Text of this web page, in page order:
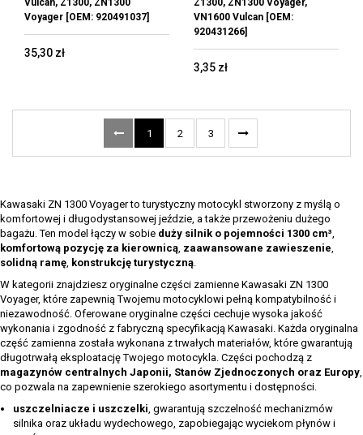
Vulcan, Z1300, ZN1300
Voyager [OEM: 920491037]
35,30 zł
Z1300, ZN1300 Voyager,
VN1600 Vulcan [OEM:
920431266]
3,35 zł
1 2 3
Kawasaki ZN 1300 Voyager to turystyczny motocykl stworzony z myślą o
komfortowej i długodystansowej jeździe, a także przewożeniu dużego
bagażu. Ten model łączy w sobie duży silnik o pojemności 1300 cm³,
komfortową pozycję za kierownicą, zaawansowane zawieszenie,
solidną ramę, konstrukcję turystyczną.
W kategorii znajdziesz oryginalne części zamienne Kawasaki ZN 1300
Voyager, które zapewnią Twojemu motocyklowi pełną kompatybilność i
niezawodność. Oferowane oryginalne części cechuje wysoka jakość
wykonania i zgodność z fabryczną specyfikacją Kawasaki. Każda oryginalna
część zamienna została wykonana z trwałych materiałów, które gwarantują
długotrwałą eksploatację Twojego motocykla. Części pochodzą z
magazynów centralnych Japonii, Stanów Zjednoczonych oraz Europy,
co pozwala na zapewnienie szerokiego asortymentu i dostępności.
uszczelniacze i uszczelki, gwarantują szczelność mechanizmów
silnika oraz układu wydechowego, zapobiegając wyciekom płynów i